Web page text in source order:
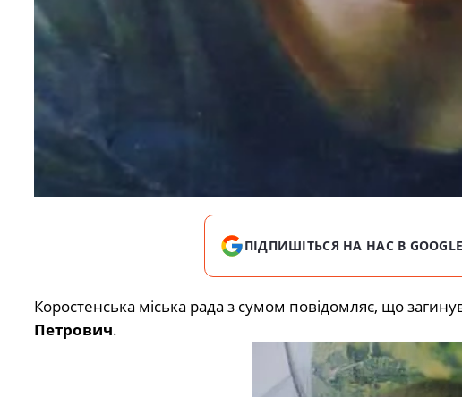
ПІДПИШІТЬСЯ НА НАС В GOOGLE
Коростенська міська рада з сумом повідомляє, що
Петрович.